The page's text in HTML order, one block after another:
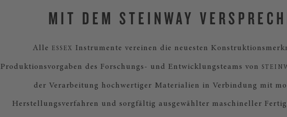
MIT DEM STEINWAY
Alle ESSEX Instrumente vereinen die neuesten
Produktionsvorgaben des Forschungs- und Entwicklungsteams von
der Verarbeitung hochwertiger Materialien in Verbindung mit
Herstellungsverfahren und sorgfältig ausgewählter maschineller